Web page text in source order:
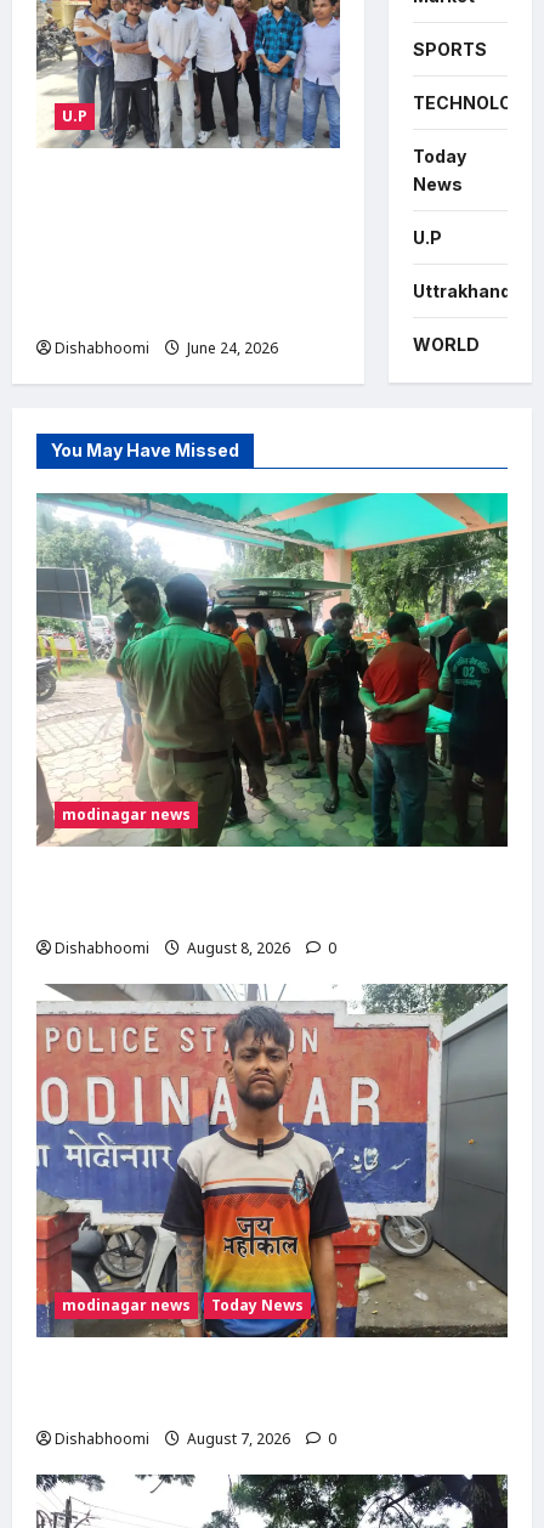
U.P
Dishabhoomi June 24, 2026
SPORTS
TECHNOLOGY
Today
News
U.P
Uttrakhand
WORLD
You May Have Missed
modinagar news
Dishabhoomi August 8, 2026 0
modinagar news Today News
Dishabhoomi August 7, 2026 0